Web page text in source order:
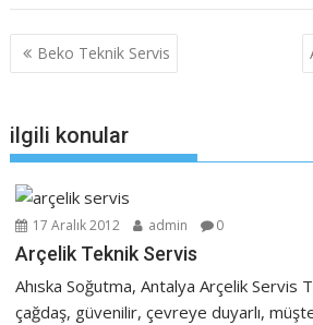
Yazı
gezinmesi
Beko Teknik Servis
ilgili konular
17 Aralık 2012 admin 0
Arçelik Teknik Servis
Ahıska Soğutma, Antalya Arçelik Servis
çağdaş, güvenilir, çevreye duyarlı,